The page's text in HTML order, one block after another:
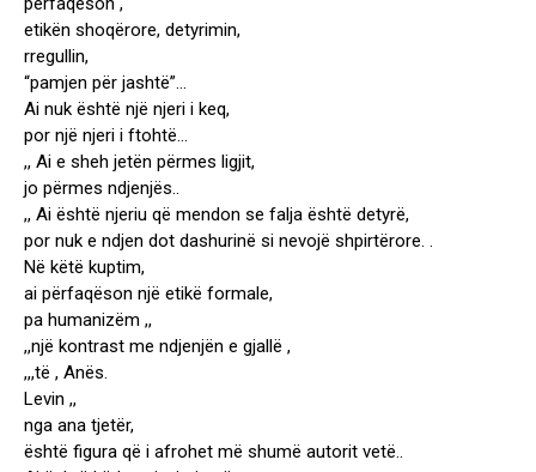
etikën shoqërore, detyrimin,
rregullin,
“pamjen për jashtë”…
Ai nuk është një njeri i keq,
por një njeri i ftohtë…
,, Ai e sheh jetën përmes ligjit,
jo përmes ndjenjës..
,, Ai është njeriu që mendon se falja është detyrë,
por nuk e ndjen dot dashurinë si nevojë shpirtërore. .
Në këtë kuptim,
ai përfaqëson një etikë formale,
pa humanizëm ,,
,,një kontrast me ndjenjën e gjallë ,
,,,të , Anës.
Levin ,,
nga ana tjetër,
është figura që i afrohet më shumë autorit vetë..